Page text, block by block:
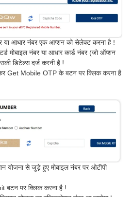
या आधार नंबर एक आप्शन को सेलेक्ट करना है !
मोबाइल नंबर या आधार कार्ड नंबर (जो ऑप्शन
डिटेल्स दर्ज करनी है !
Get Mobile OTP के बटन पर क्लिक करना है
योजना से जुड़े हुए मोबाइल नंबर पर ओटीपी
बटन पर क्लिक करना है !